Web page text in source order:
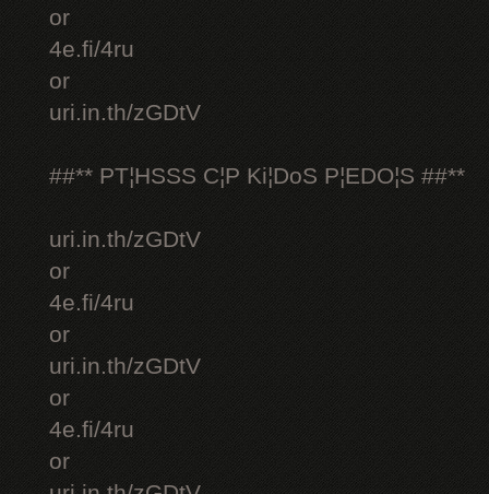
or
4e.fi/4ru
or
uri.in.th/zGDtV
##** PT¦HSSS C¦P Ki¦DoS P¦EDO¦S ##**
uri.in.th/zGDtV
or
4e.fi/4ru
or
uri.in.th/zGDtV
or
4e.fi/4ru
or